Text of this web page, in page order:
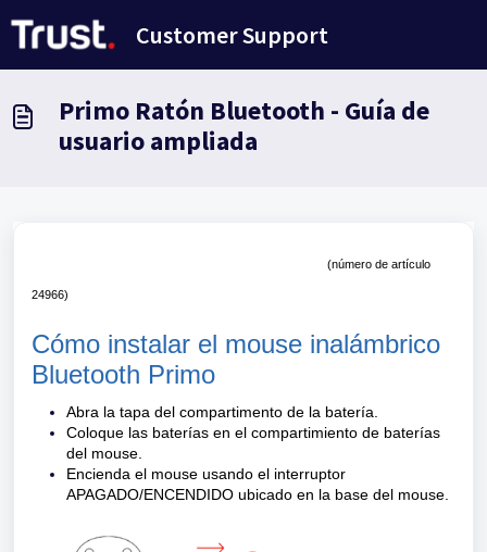
Customer Support
Primo Ratón Bluetooth - Guía de
usuario ampliada
(número de artículo
24966)
Cómo instalar el mouse inalámbrico
Bluetooth Primo
Abra la tapa del compartimento de la batería.
Coloque las baterías en el compartimiento de baterías
del mouse.
Encienda el mouse usando el interruptor
APAGADO/ENCENDIDO ubicado en la base del mouse.